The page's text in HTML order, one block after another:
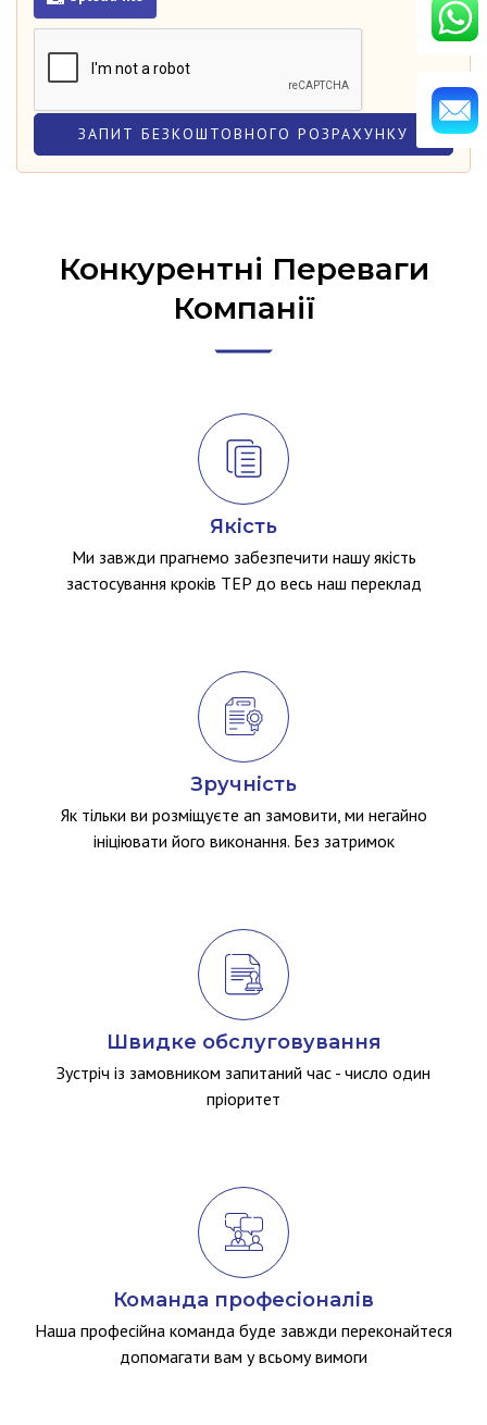
Конкурентні Переваги
Компанії
Якість
Ми завжди прагнемо забезпечити нашу якість
застосування кроків TEP до весь наш переклад
Зручність
Як тільки ви розміщуєте an замовити, ми негайно
ініціювати його виконання. Без затримок
Швидке обслуговування
Зустріч із замовником запитаний час - число один
пріоритет
Команда професіоналів
Наша професійна команда буде завжди переконайтеся
допомагати вам у всьому вимоги